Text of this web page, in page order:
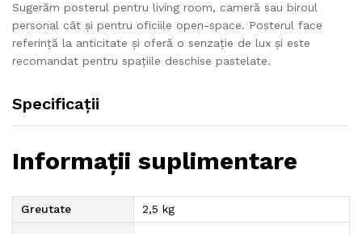
Sugerăm posterul pentru living room, cameră sau biroul
personal cât și pentru oficiile open-space. Posterul face
referință la anticitate și oferă o senzație de lux și este
recomandat pentru spațiile deschise pastelate.
Specificații
Informații suplimentare
Greutate 2,5 kg